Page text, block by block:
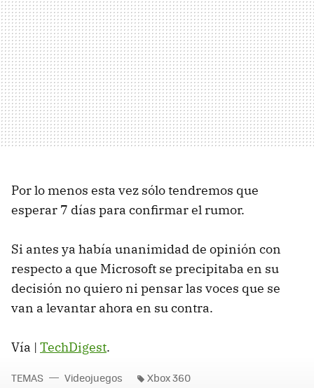
Por lo menos esta vez sólo tendremos que
esperar 7 días para confirmar el rumor.
Si antes ya había unanimidad de opinión con
respecto a que Microsoft se precipitaba en su
decisión no quiero ni pensar las voces que se
van a levantar ahora en su contra.
Vía | TechDigest.
TEMAS Videojuegos Xbox 360